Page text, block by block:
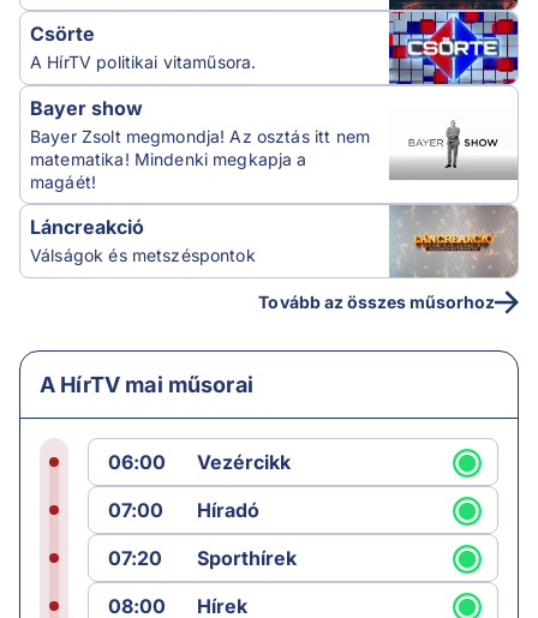
Csörte
A HírTV politikai vitaműsora.
Bayer show
Bayer Zsolt megmondja! Az osztás itt nem
matematika! Mindenki megkapja a
magáét!
Láncreakció
Válságok és metszéspontok
Tovább az összes műsorhoz
A HírTV mai műsorai
06:00
Vezércikk
07:00
Híradó
07:20
Sporthírek
08:00
Hírek